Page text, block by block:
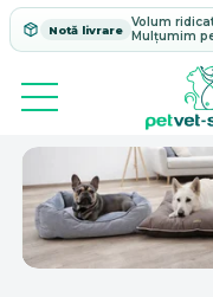
Notă livrare
Volum
Mulțumim